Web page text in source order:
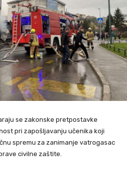
se zakonske pretpostavke
pri zapošljavanju učenika koji
spremu za zanimanje vatrogasac
civilne zaštite.